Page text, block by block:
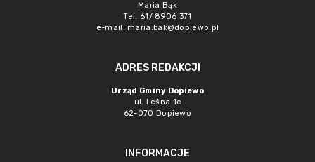
Maria Bąk
Tel. 61/ 8906 371
e-mail: maria.bak@dopiewo.pl
ADRES REDAKCJI
Urząd Gminy Dopiewo
ul. Leśna 1c
62-070 Dopiewo
INFORMACJE